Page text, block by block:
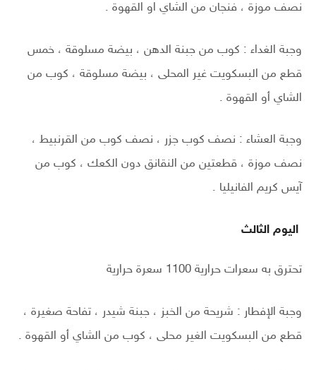
نصف موزة ، فنجان من الشاي او القهوة .
وجبة الغداء : كوب من جبنة الدهن ، بيضة مسلوقة ، خمس
قطع من البسكويت غير المحلى ، بيضة مسلوقة ، كوب من
الشاي أو القهوة .
وجبة العشاء : نصف كوب جزر ، نصف كوب من القرنبيط ،
نصف موزة ، قطعتين من النقانق دون الكعك ، كوب من
آيس كريم الفانيليا .
اليوم الثالث
تحترق به سعرات حرارية 1100 سعرة حرارية
وجبة الإفطار : شريحة من الخبز ، جبنة شيدر ، تفاحة صغيرة ،
قطع من البسكويت الغير محلى ، كوب من الشاي أو القهوة .